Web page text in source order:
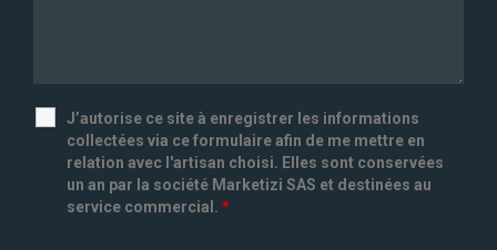
J’autorise ce site à enregistrer les informations
collectées via ce formulaire afin de me mettre en
relation avec l'artisan choisi. Elles sont conservées
un an par la société Marketizi SAS et destinées au
service commercial. *